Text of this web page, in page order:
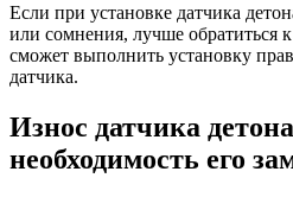
Если при установке датчика
или сомнения, лучше обратиться
сможет выполнить установку
датчика.
Износ датчика
необходимость его